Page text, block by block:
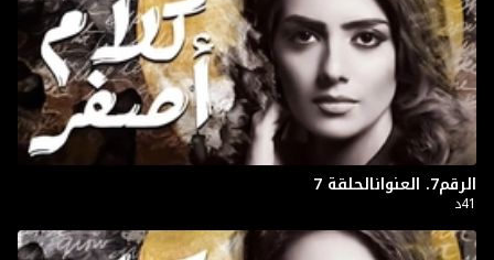
الرقم7. العنوانالحلقة 7
41د